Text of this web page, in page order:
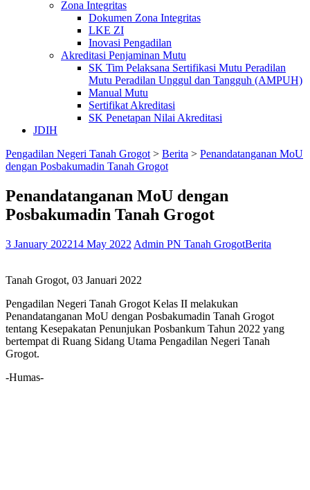
Zona Integritas
Dokumen Zona Integritas
LKE ZI
Inovasi Pengadilan
Akreditasi Penjaminan Mutu
SK Tim Pelaksana Sertifikasi Mutu Peradilan
Mutu Peradilan Unggul dan Tangguh (AMPUH)
Manual Mutu
Sertifikat Akreditasi
SK Penetapan Nilai Akreditasi
JDIH
Pengadilan Negeri Tanah Grogot > Berita > Penandatanganan MoU
dengan Posbakumadin Tanah Grogot
Penandatanganan MoU dengan
Posbakumadin Tanah Grogot
3 January 202214 May 2022 Admin PN Tanah GrogotBerita
Tanah Grogot, 03 Januari 2022
Pengadilan Negeri Tanah Grogot Kelas II melakukan
Penandatanganan MoU dengan Posbakumadin Tanah Grogot
tentang Kesepakatan Penunjukan Posbankum Tahun 2022 yang
bertempat di Ruang Sidang Utama Pengadilan Negeri Tanah
Grogot.
-Humas-